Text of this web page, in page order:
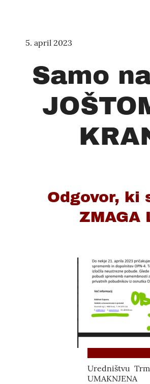
5. april 2023
Samo
Odgovor, ki
ZMAGA
Uredništvu
UMAKNJENA